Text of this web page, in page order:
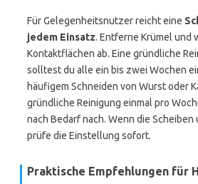
Für Gelegenheitsnutzer reicht eine
jedem Einsatz. Entferne Krümel und
Kontaktflächen ab. Eine gründliche
solltest du alle ein bis zwei Wochen
häufigem Schneiden von Wurst oder
gründliche Reinigung einmal pro
nach Bedarf nach. Wenn die
prüfe die Einstellung sofort.
Praktische Empfehlungen für